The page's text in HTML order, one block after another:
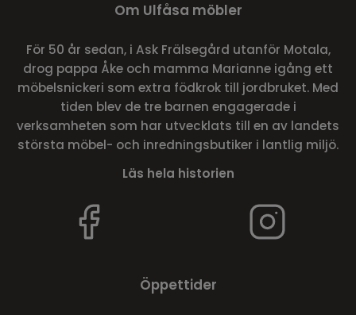
Om Ulfåsa möbler
För 50 år sedan, i Ask Frälsegård utanför Motala,
drog pappa Åke och mamma Marianne igång ett
möbelsnickeri som extra födkrok till jordbruket. Med
tiden blev de tre barnen engagerade i
verksamheten som har utvecklats till en av landets
största möbel- och inredningsbutiker i lantlig miljö.
Läs hela historien
Öppettider